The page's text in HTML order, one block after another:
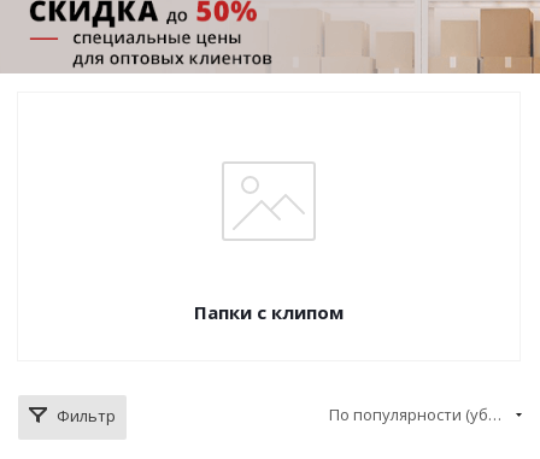
Папки с клипом
Фильтр По популярности (убывание)